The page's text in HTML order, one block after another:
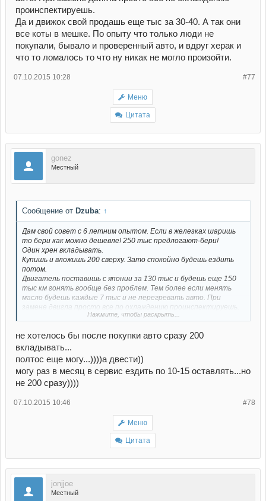
проинспектируешь.
Да и движок свой продашь еще тыс за 30-40. А так они
все коты в мешке. По опыту что только люди не
покупали, бывало и проверенный авто, и вдруг херак и
что то ломалось то что ну никак не могло произойти.
#77
07.10.2015 10:28
Меню
Цитата
gonez
Местный
Сообщение от Dzuba: ↑
Дам свой совет с 6 летним опытом. Если в железках шаришь
то бери как можно дешевле! 250 тыс предлогают-бери!
Один хрен вкладывать.
Купишь и вложишь 200 сверху. Зато спокойно будешь ездить
потом.
Двигатель поставишь с японии за 130 тыс и будешь еще 150
тыс км гонять вообще без проблем. Тем более если менять
масло будешь каждые 7 тыс и не перегревать авто. При
замене двигла просто все по охлаждению проинспектируешь.
Да и движок свой продашь еще тыс за 30-40. А так они все
и проверенный авто, и вдруг херак и что то ломалось то что
ну никак не могло произойти.
Нажмите, чтобы раскрыть...
не хотелось бы после покупки авто сразу 200
вкладывать...
полтос еще могу...))))а двести))
могу раз в месяц в сервис ездить по 10-15 оставлять...но
не 200 сразу))))
#78
07.10.2015 10:46
Меню
Цитата
jonjjoe
Местный